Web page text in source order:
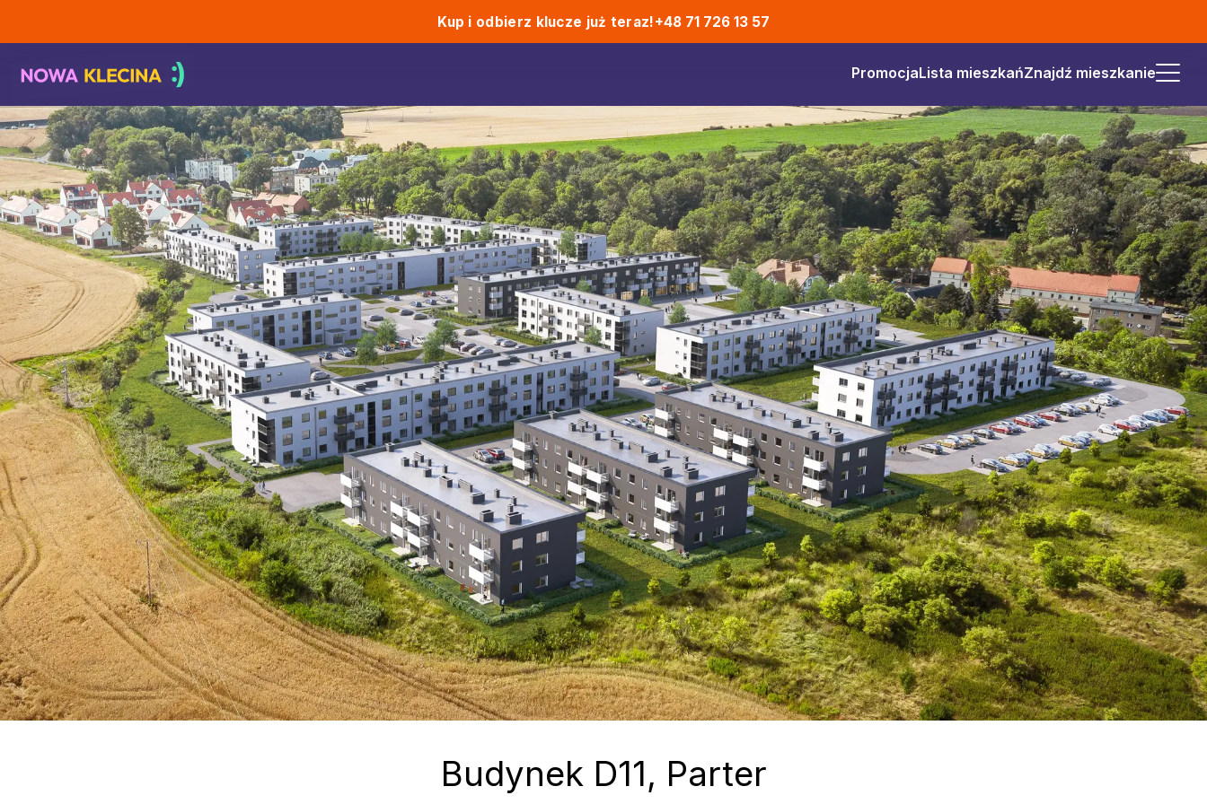
Kup i odbierz klucze już teraz!+48 71 726 13 57
PromocjaLista mieszkańZnajdź mieszkanie
Budynek D11, Parter